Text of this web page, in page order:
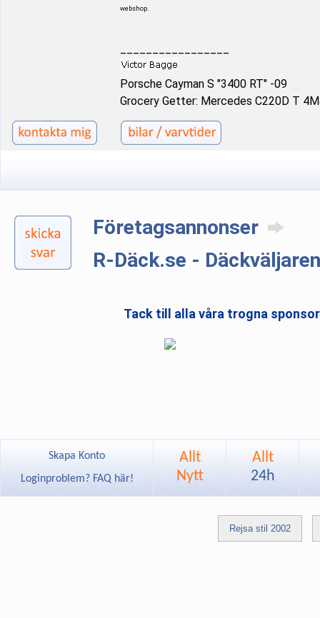
webshop.
Porsche Cayman S "3400 RT" -09
Grocery Getter: Mercedes C220D T
Företagsannonser
R-Däck.se -
Tack till alla våra trogna
Skapa Konto
Loginproblem? FAQ här!
Allt
Nytt
Allt
24h
Rejsa stil 2002